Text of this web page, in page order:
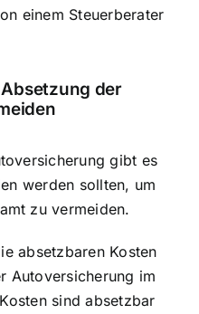
einem Steuerberater
der
gibt es
werden sollten, um
zu vermeiden.
absetzbaren Kosten
Autoversicherung im
sind absetzbar